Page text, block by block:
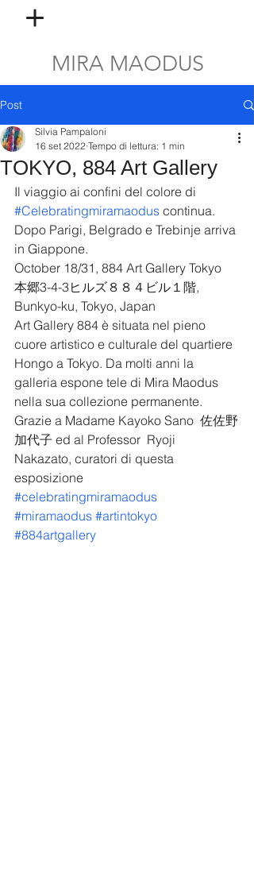
MIRA MAODUS
Post
TOKYO, 884 Art Gallery
Silvia Pampaloni
16 set 2022 Tempo di lettura: 1 min
Il viaggio ai confini del colore di
#Celebratingmiramaodus continua.
Dopo Parigi, Belgrado e Trebinje arriva
in Giappone.
October 18/31, 884 Art Gallery Tokyo
本郷3-4-3ヒルズ８８４ビル１階,
Bunkyo-ku, Tokyo, Japan
Art Gallery 884 è situata nel pieno
cuore artistico e culturale del quartiere
Hongo a Tokyo. Da molti anni la
galleria espone tele di Mira Maodus
nella sua collezione permanente.
Grazie a Madame Kayoko Sano  佐佐野
加代子 ed al Professor  Ryoji
Nakazato, curatori di questa
esposizione
#celebratingmiramaodus
#miramaodus #artintokyo
#884artgallery